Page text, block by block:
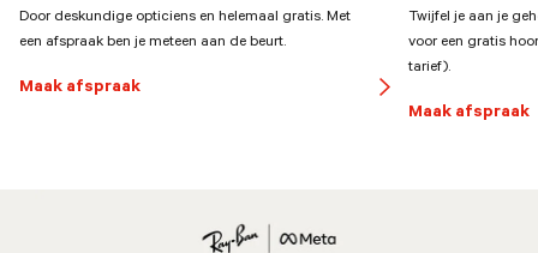
Door deskundige opticiens en helemaal gratis. Met
een afspraak ben je meteen aan de beurt.
Maak afspraak
button
Twijfel je aan je
voor een gratis
tarief).
Maak afspraak